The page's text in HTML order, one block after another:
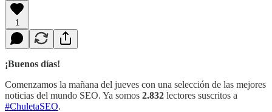
1
¡Buenos días!
Comenzamos la mañana del jueves con una selección de las mejores
noticias del mundo SEO. Ya somos 2.832 lectores suscritos a
#ChuletaSEO.